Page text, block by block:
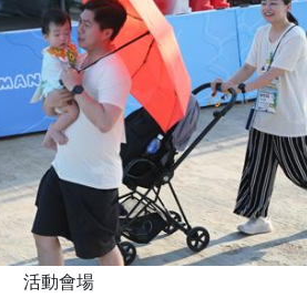
活動會場